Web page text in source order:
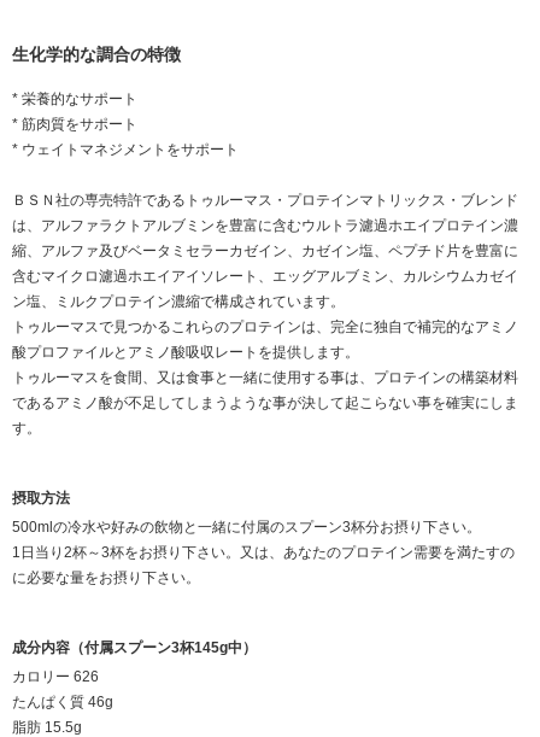
生化学的な調合の特徴
* 栄養的なサポート
* 筋肉質をサポート
* ウェイトマネジメントをサポート
ＢＳＮ社の専売特許であるトゥルーマス・プロテインマトリックス・ブレンド
は、アルファラクトアルブミンを豊富に含むウルトラ濾過ホエイプロテイン濃
縮、アルファ及びベータミセラーカゼイン、カゼイン塩、ペプチド片を豊富に
含むマイクロ濾過ホエイアイソレート、エッグアルブミン、カルシウムカゼイ
ン塩、ミルクプロテイン濃縮で構成されています。
トゥルーマスで見つかるこれらのプロテインは、完全に独自で補完的なアミノ
酸プロファイルとアミノ酸吸収レートを提供します。
トゥルーマスを食間、又は食事と一緒に使用する事は、プロテインの構築材料
であるアミノ酸が不足してしまうような事が決して起こらない事を確実にしま
す。
摂取方法
500mlの冷水や好みの飲物と一緒に付属のスプーン3杯分お摂り下さい。
1日当り2杯～3杯をお摂り下さい。又は、あなたのプロテイン需要を満たすの
に必要な量をお摂り下さい。
成分内容（付属スプーン3杯145g中）
カロリー 626
たんぱく質 46g
脂肪 15.5g